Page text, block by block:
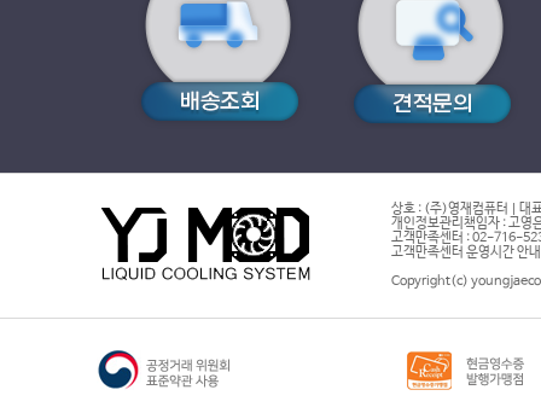
상호 : (주)영재컴퓨터 | 대
개인정보관리책임자 : 고영
고객만족센터 : 02-716-
고객만족센터 운영시간 안
Copyright(c)